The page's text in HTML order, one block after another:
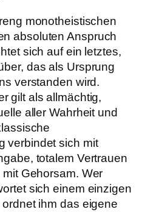
monotheistischen
absoluten Anspruch
sich auf ein letztes,
das als Ursprung
verstanden wird.
gilt als allmächtig,
aller Wahrheit und
verbindet sich mit
totalem Vertrauen
Gehorsam. Wer
sich einem einzigen
ihm das eigene